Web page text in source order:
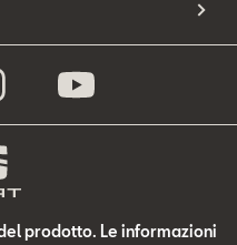
prodotto. Le informazioni